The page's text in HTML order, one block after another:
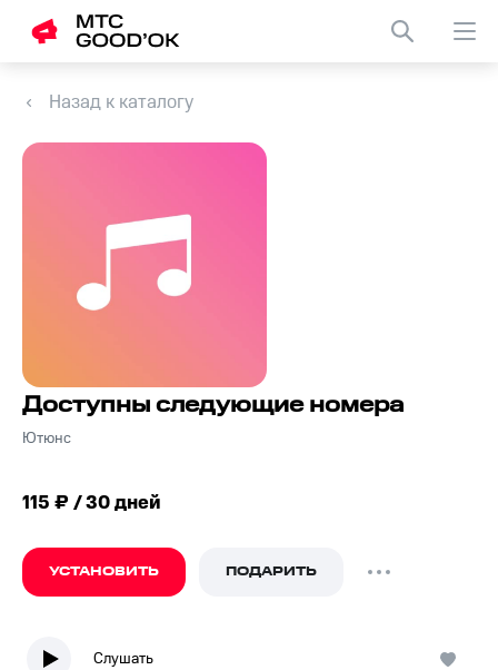
Назад к каталогу
Доступны следующие номера
Ютюнс
115 ₽ / 30 дней
УСТАНОВИТЬ ПОДАРИТЬ
Слушать